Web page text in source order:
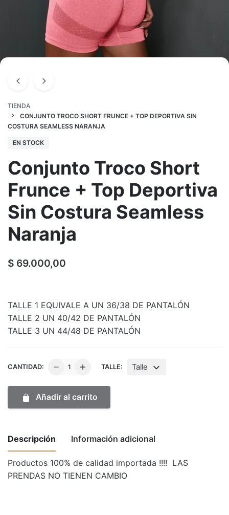
TIENDA
CONJUNTO TROCO SHORT FRUNCE + TOP DEPORTIVA SIN
COSTURA SEAMLESS NARANJA
EN STOCK
Conjunto Troco Short
Frunce + Top Deportiva
Sin Costura Seamless
Naranja
$ 69.000,00
TALLE 1 EQUIVALE A UN 36/38 DE PANTALÓN
TALLE 2 UN 40/42 DE PANTALÓN
TALLE 3 UN 44/48 DE PANTALÓN
CANTIDAD:
Conjunto
Frunce
Deportiva
Sin
Costura
Seamless
TALLE: Talle
Añadir al carrito
Descripción Información adicional
Productos 100% de calidad importada !!!! LAS
PRENDAS NO TIENEN CAMBIO
Weight 1 kg